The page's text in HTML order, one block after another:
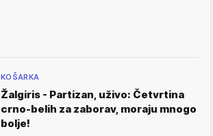
KOŠARKA
Žalgiris - Partizan, uživo: Četvrtina
crno-belih za zaborav, moraju mnogo
bolje!